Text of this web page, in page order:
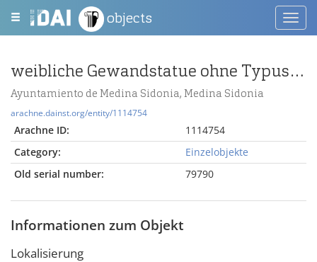
objects
weibliche Gewandstatue ohne Typuszugehörigkeit
Ayuntamiento de Medina Sidonia, Medina Sidonia
arachne.dainst.org/entity/1114754
Arachne ID:
1114754
Category:
Einzelobjekte
Old serial number:
79790
Informationen zum Objekt
Lokalisierung